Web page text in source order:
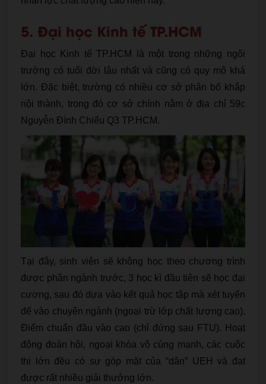
5. Đại học Kinh tế TP.HCM
Đại học Kinh tế TP.HCM là một trong những ngôi
trường có tuổi đời lâu nhất và cũng có quy mô khá
lớn. Đặc biệt, trường có nhiều cơ sở phân bố khắp
nội thành, trong đó cơ sở chính nằm ở địa chỉ 59c
Nguyễn Đình Chiểu Q3 TP.HCM.
Tại đây, sinh viên sẽ không học theo chương trình
được phân ngành trước, 3 học kì đầu tiên sẽ học đại
cương, sau đó dựa vào kết quả học tập mà xét tuyển
để vào chuyên ngành (ngoại trừ lớp chất lượng cao).
Điểm chuẩn đầu vào cao (chỉ đứng sau FTU). Hoạt
động đoàn hội, ngoại khóa vô cùng mạnh, các cuộc
thi lớn đều có sự góp mặt của “dân” UEH và đạt
được rất nhiều giải thưởng lớn.